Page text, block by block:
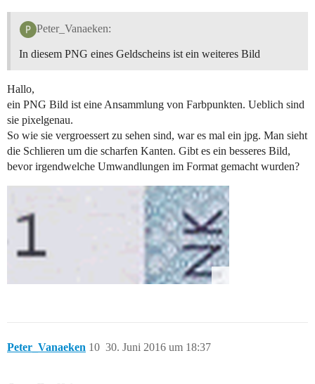
Peter_Vanaeken:
In diesem PNG eines Geldscheins ist ein weiteres Bild
Hallo,
ein PNG Bild ist eine Ansammlung von Farbpunkten. Ueblich sind
sie pixelgenau.
So wie sie vergroessert zu sehen sind, war es mal ein jpg. Man sieht
die Schlieren um die scharfen Kanten. Gibt es ein besseres Bild,
bevor irgendwelche Umwandlungen im Format gemacht wurden?
Peter_Vanaeken 30. Juni 2016 um 18:37
10